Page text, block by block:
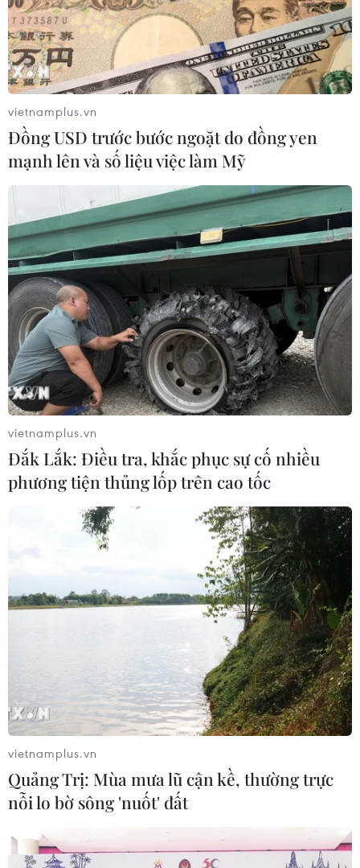
vietnamplus.vn
Đồng USD trước bước ngoặt do đồng yen
mạnh lên và số liệu việc làm Mỹ
vietnamplus.vn
Đắk Lắk: Điều tra, khắc phục sự cố nhiều
phương tiện thủng lốp trên cao tốc
vietnamplus.vn
Quảng Trị: Mùa mưa lũ cận kề, thường trực
nỗi lo bờ sông 'nuốt' đất